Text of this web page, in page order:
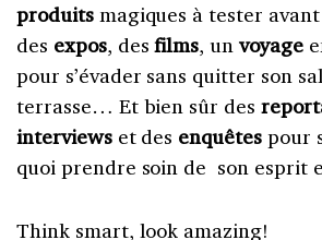
produitsmagiques à tester
des expos, desfilms, unvoyage
pour s’évader sans quitter son
terrasse… Et bien sûr des
interviewset des enquêtes pour
quoi prendre soin de son esprit
Think smart, look amazing!